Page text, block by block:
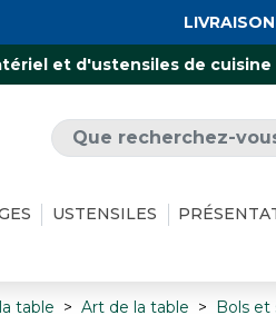
et d'ustensiles de
USTENSILES
table Art de la table Bols et